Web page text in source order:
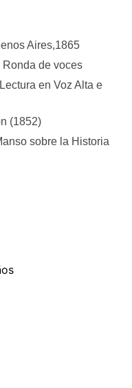
Aires,1865
de voces
en Voz Alta e
(1852)
sobre la Historia